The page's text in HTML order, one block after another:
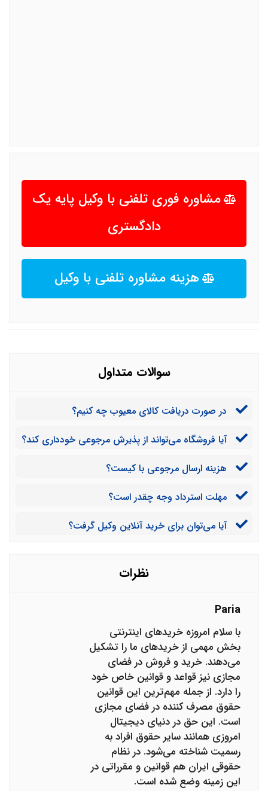
مشاوره فوری تلفنی با وکیل پایه یک
دادگستری
هزینه مشاوره تلفنی با وکیل
سوالات متداول
آیا فروشگاه می‌تواند از پذیرش مرجوعی خودداری کند؟
مهلت استرداد وجه چقدر است؟
آیا می‌توان برای خرید آنلاین وکیل گرفت؟
نظرات
Paria
با سلام امروزه خریدهای اینترنتی
بخش مهمی از خریدهای ما را تشکیل
می‌دهند. خرید و فروش در فضای
مجازی نیز قواعد و قوانین خاص خود
را دارد. از جمله مهم‌ترین این قوانین
حقوق مصرف کننده در فضای مجازی
است. این حق در دنیای دیجیتال
امروزی همانند سایر حقوق افراد به
رسمیت شناخته می‌شود. در نظام
حقوقی ایران هم قوانین و مقرراتی در
این زمینه وضع شده است.